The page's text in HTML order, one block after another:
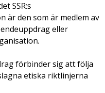
SSR:s
är den som är medlem av
eller
förbinder sig att följa
etiska riktlinjerna